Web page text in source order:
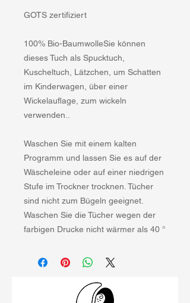
GOTS zertifiziert
100% Bio-BaumwolleSie können
dieses Tuch als Spucktuch,
Kuscheltuch, Lätzchen, um Schatten
im Kinderwagen, über einer
Wickelauflage, zum wickeln
verwenden..
Waschen Sie mit einem kalten
Programm und lassen Sie es auf der
Wäscheleine oder auf einer niedrigen
Stufe im Trockner trocknen. Tücher
sind nicht zum Bügeln geeignet.
Waschen Sie die Tücher wegen der
farbigen Drucke nicht wärmer als 40 °